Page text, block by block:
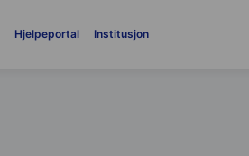
Hjelpeportal Institusjon